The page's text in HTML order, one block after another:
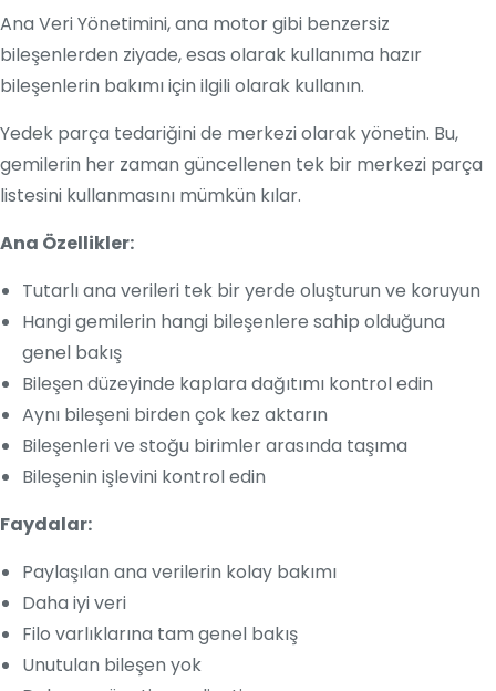
Ana Veri Yönetimini, ana motor gibi benzersiz
bileşenlerden ziyade, esas olarak kullanıma hazır
bileşenlerin bakımı için ilgili olarak kullanın.
Yedek parça tedariğini de merkezi olarak yönetin. Bu,
gemilerin her zaman güncellenen tek bir merkezi parça
listesini kullanmasını mümkün kılar.
Ana Özellikler:
Tutarlı ana verileri tek bir yerde oluşturun ve koruyun
Hangi gemilerin hangi bileşenlere sahip olduğuna
genel bakış
Bileşen düzeyinde kaplara dağıtımı kontrol edin
Aynı bileşeni birden çok kez aktarın
Bileşenleri ve stoğu birimler arasında taşıma
Bileşenin işlevini kontrol edin
Faydalar:
Paylaşılan ana verilerin kolay bakımı
Daha iyi veri
Filo varlıklarına tam genel bakış
Unutulan bileşen yok